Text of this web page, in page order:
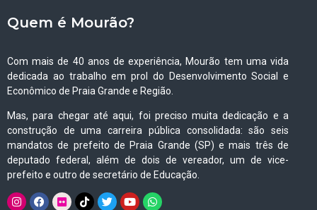
Quem é Mourão?
Com mais de 40 anos de experiência, Mourão tem uma vida
dedicada ao trabalho em prol do Desenvolvimento Social e
Econômico de Praia Grande e Região.
Mas, para chegar até aqui, foi preciso muita dedicação e a
construção de uma carreira pública consolidada: são seis
mandatos de prefeito de Praia Grande (SP) e mais três de
deputado federal, além de dois de vereador, um de vice-
prefeito e outro de secretário de Educação.